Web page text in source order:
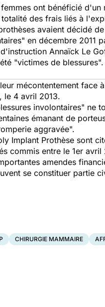
ont bénéficié
des frais liés à
avaient décidé
en décembre 2011
Annaïck Le
"victimes de
mécontentement face
le 4 avril 2013.
involontaires" ne
émanant de
aggravée".
Implant Prothèse sont
commis entre le 1er
amendes
se constituer partie
CHIRURGIE MAMMAIRE